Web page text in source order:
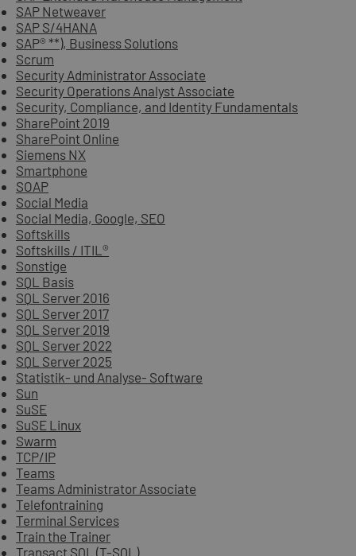
SAP Netweaver
SAP S/4HANA
SAP® **), Business Solutions
Scrum
Security Administrator Associate
Security Operations Analyst Associate
Security, Compliance, and Identity Fundamentals
SharePoint 2019
SharePoint Online
Siemens NX
Smartphone
SOAP
Social Media
Social Media, Google, SEO
Softskills
Softskills / ITIL®
Sonstige
SQL Basis
SQL Server 2016
SQL Server 2017
SQL Server 2019
SQL Server 2022
SQL Server 2025
Statistik- und Analyse- Software
Sun
SuSE
SuSE Linux
Swarm
TCP/IP
Teams
Teams Administrator Associate
Telefontraining
Terminal Services
Train the Trainer
Transact SQL (T-SQL)